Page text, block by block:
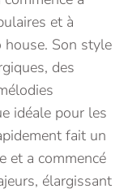
et à
house. Son style
des
idéale pour les
fait un
et a commencé
élargissant